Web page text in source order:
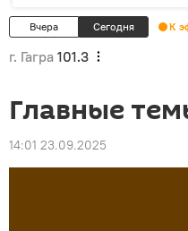
Вчера Сегодня К
г. Гагра 101.3
Главные
14:01 23.09.2025